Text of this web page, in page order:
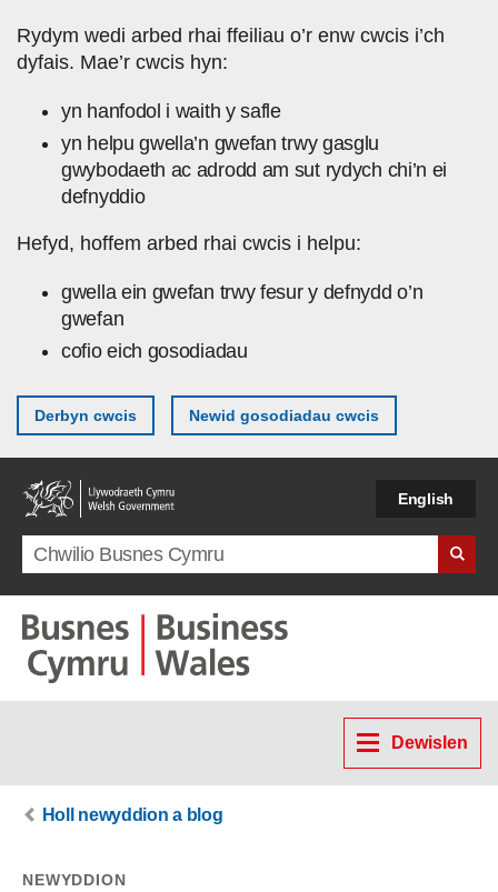
Rydym wedi arbed rhai ffeiliau o’r enw cwcis i’ch
dyfais. Mae’r cwcis hyn:
yn hanfodol i waith y safle
yn helpu gwella’n gwefan trwy gasglu
gwybodaeth ac adrodd am sut rydych chi’n ei
defnyddio
Hefyd, hoffem arbed rhai cwcis i helpu:
gwella ein gwefan trwy fesur y defnydd o’n
gwefan
cofio eich gosodiadau
Derbyn cwcis Newid gosodiadau cwcis
English
Search term
Dewislen
Holl newyddion a blog
NEWYDDION